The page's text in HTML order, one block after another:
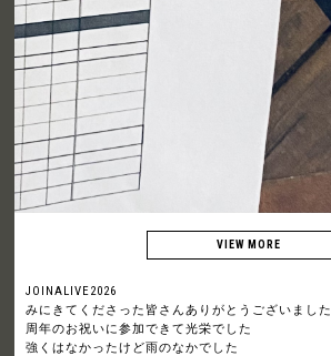
JOINALIVE2026
みにきてくださった皆さんありがとうございました
周年のお祝いに参加できて光栄でした
強くはなかったけど雨のなかでした